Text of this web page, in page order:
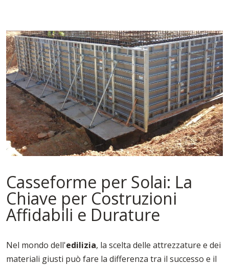
Casseforme per Solai: La
Chiave per Costruzioni
Affidabili e Durature
Nel mondo dell'edilizia, la scelta delle attrezzature e dei
materiali giusti può fare la differenza tra il successo e il